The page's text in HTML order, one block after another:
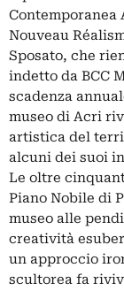
Contemporanea
Nouveau
Sposato, che
indetto da BCC
scadenza
museo di Acri
artistica del
alcuni dei suoi
Le oltre
Piano Nobile di
museo alle
creatività
un approccio
scultorea fa